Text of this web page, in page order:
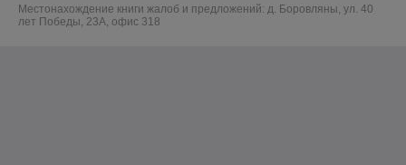
Местонахождение книги жалоб и предложений: д. Боровляны, ул. 40
лет Победы, 23А, офис 318